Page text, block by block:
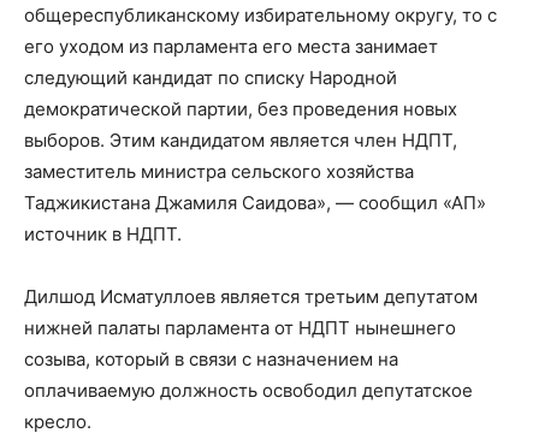
общереспубликанскому избирательному округу, то с
его уходом из парламента его места занимает
следующий кандидат по списку Народной
демократической партии, без проведения новых
выборов. Этим кандидатом является член НДПТ,
заместитель министра сельского хозяйства
Таджикистана Джамиля Саидова», — сообщил «АП»
источник в НДПТ.
Дилшод Исматуллоев является третьим депутатом
нижней палаты парламента от НДПТ нынешнего
созыва, который в связи с назначением на
оплачиваемую должность освободил депутатское
кресло.